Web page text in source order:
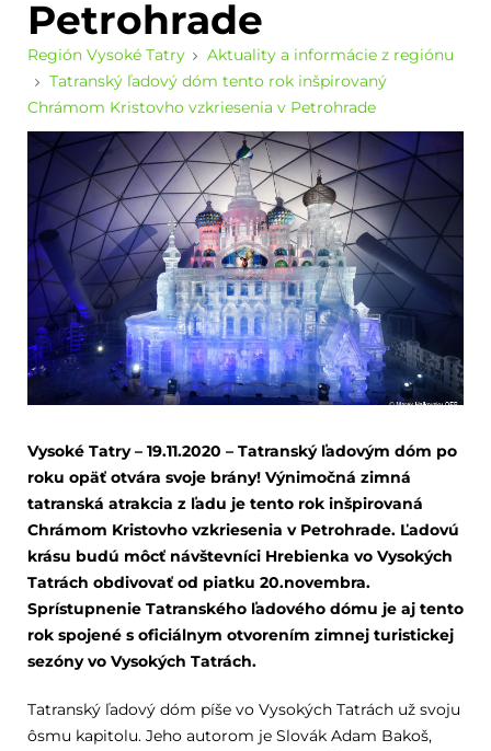
Petrohrade
Región Vysoké Tatry
Aktuality a informácie z regiónu
Tatranský ľadový dóm tento rok inšpirovaný
Chrámom Kristovho vzkriesenia v Petrohrade
Vysoké Tatry – 19.11.2020 – Tatranský ľadovým dóm po
roku opäť otvára svoje brány! Výnimočná zimná
tatranská atrakcia z ľadu je tento rok inšpirovaná
Chrámom Kristovho vzkriesenia v Petrohrade. Ľadovú
krásu budú môcť návštevníci Hrebienka vo Vysokých
Tatrách obdivovať od piatku 20.novembra.
Sprístupnenie Tatranského ľadového dómu je aj tento
rok spojené s oficiálnym otvorením zimnej turistickej
sezóny vo Vysokých Tatrách.
Tatranský ľadový dóm píše vo Vysokých Tatrách už svoju
ôsmu kapitolu. Jeho autorom je Slovák Adam Bakoš,